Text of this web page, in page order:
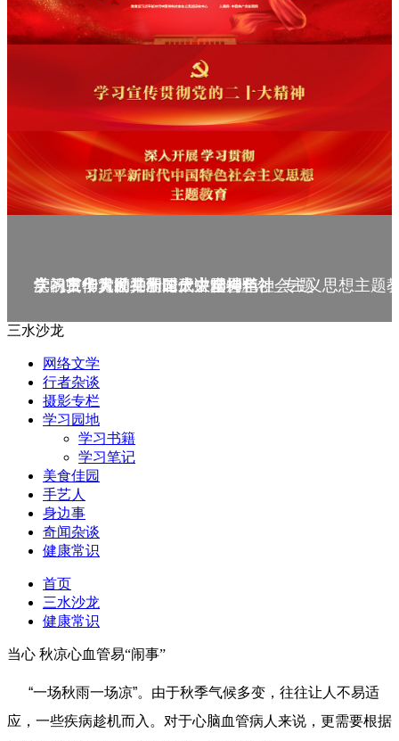
庆祝中华人民共和国成立75周年
学习贯彻党的二十届三中全会精神_专题
党的二十大精神理论大讲堂--理论
学习宣传贯彻党的二十大精神
学习贯彻习近平新时代中国特色社会主义思想主题
三水沙龙
网络文学
行者杂谈
摄影专栏
学习园地
学习书籍
学习笔记
美食佳园
手艺人
身边事
奇闻杂谈
健康常识
首页
三水沙龙
健康常识
当心 秋凉心血管易“闹事”
“一场秋雨一场凉”。由于秋季气候多变，往往让人不易适
应，一些疾病趁机而入。对于心脑血管病人来说，更需要根据